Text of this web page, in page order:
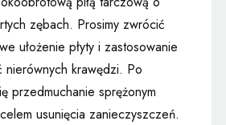
zębach. Prosimy zwrócić
ułożenie płyty i zastosowanie
nierównych krawędzi. Po
przedmuchanie sprężonym
usunięcia zanieczyszczeń.